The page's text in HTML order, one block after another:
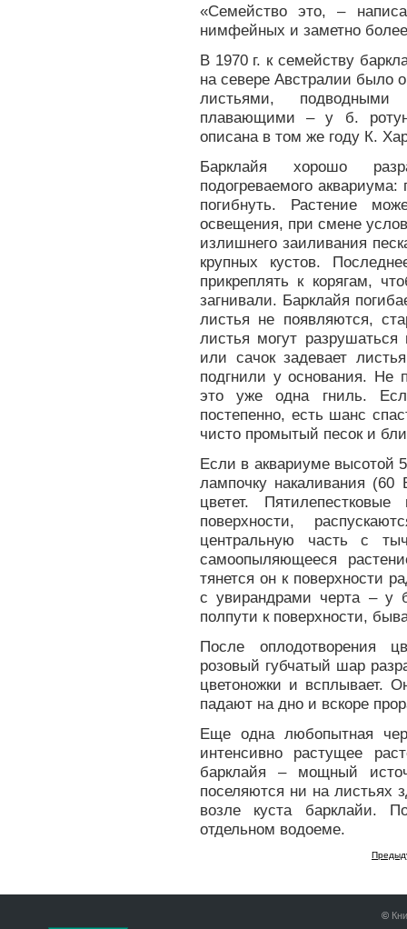
«Семейство это, –
нимфейных и заметно
В 1970 г. к семейству
на севере Австралии было
листьями, подводными
плавающими – у б.
описана в том же году К.
Барклайя хорошо
подогреваемого
погибнуть. Растение
освещения, при смене
излишнего заиливания
крупных кустов.
прикреплять к корягам,
загнивали. Барклайя
листья не появляются,
листья могут
или сачок задевает
подгнили у основания. Не
это уже одна гниль.
постепенно, есть шанс
чисто промытый песок и
Если в аквариуме высотой
лампочку накаливания
цветет.
поверхности,
центральную часть с
самоопыляющееся
тянется он к поверхности
с увирандрами черта – у
полпути к поверхности,
После оплодотворения
розовый губчатый шар
цветоножки и всплывает.
падают на дно и вскоре
Еще одна любопытная
интенсивно растущее
барклайя – мощный
поселяются ни на листьях
возле куста барклайи.
отдельном водоеме.
©